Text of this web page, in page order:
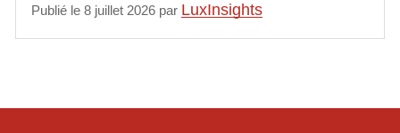
Publié le 8 juillet 2026 par LuxInsights